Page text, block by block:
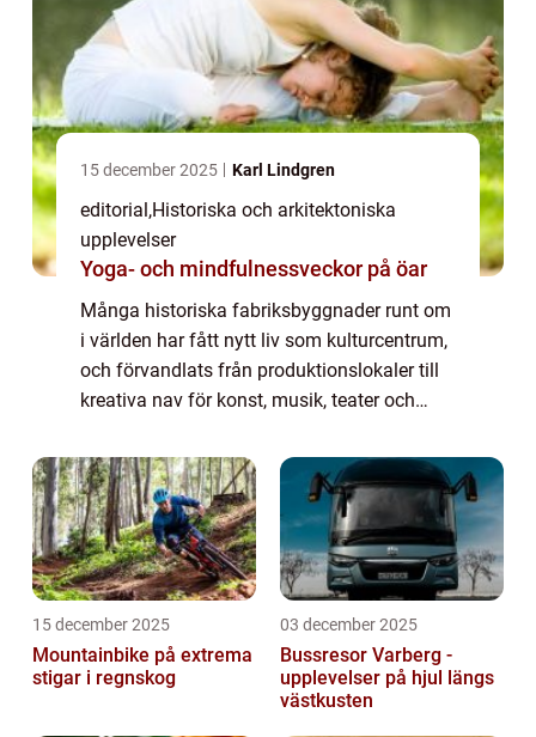
15 december 2025 Karl Lindgren
editorial,Historiska och arkitektoniska
upplevelser
Yoga- och mindfulnessveckor på öar
Många historiska fabriksbyggnader runt om
i världen har fått nytt liv som kulturcentrum,
och förvandlats från produktionslokaler till
kreativa nav för konst, musik, teater och
indus...
15 december 2025
Mountainbike på extrema
stigar i regnskog
03 december 2025
Bussresor Varberg -
upplevelser på hjul längs
västkusten